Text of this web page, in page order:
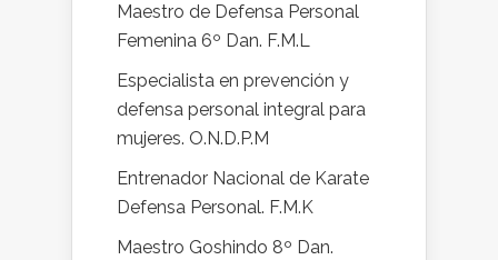
Maestro de Defensa Personal
Femenina 6º Dan. F.M.L
Especialista en prevención y
defensa personal integral para
mujeres. O.N.D.P.M
Entrenador Nacional de Karate
Defensa Personal. F.M.K
Maestro Goshindo 8º Dan.